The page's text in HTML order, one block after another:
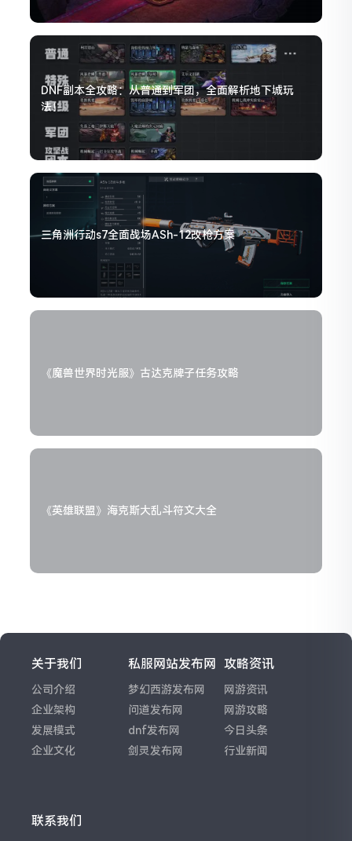
DNF副本全攻略：从普通到军团，全面解析地下城玩
法！
三角洲行动s7全面战场ASh-12改枪方案
《魔兽世界时光服》古达克牌子任务攻略
《英雄联盟》海克斯大乱斗符文大全
关于我们
公司介绍
企业架构
发展模式
企业文化
私服网站发布网
梦幻西游发布网
问道发布网
dnf发布网
剑灵发布网
攻略资讯
网游资讯
网游攻略
今日头条
行业新闻
联系我们